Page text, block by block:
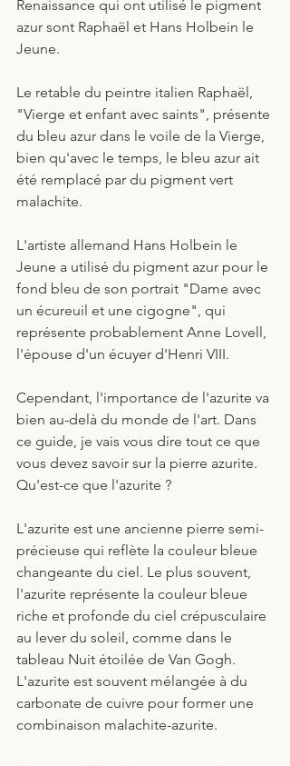
Renaissance qui ont utilisé le pigment
azur sont Raphaël et Hans Holbein le
Jeune.
Le retable du peintre italien Raphaël,
"Vierge et enfant avec saints", présente
du bleu azur dans le voile de la Vierge,
bien qu'avec le temps, le bleu azur ait
été remplacé par du pigment vert
malachite.
L'artiste allemand Hans Holbein le
Jeune a utilisé du pigment azur pour le
fond bleu de son portrait "Dame avec
un écureuil et une cigogne", qui
représente probablement Anne Lovell,
l'épouse d'un écuyer d'Henri VIII.
Cependant, l'importance de l'azurite va
bien au-delà du monde de l'art. Dans
ce guide, je vais vous dire tout ce que
vous devez savoir sur la pierre azurite.
Qu'est-ce que l'azurite ?
L'azurite est une ancienne pierre semi-
précieuse qui reflète la couleur bleue
changeante du ciel. Le plus souvent,
l'azurite représente la couleur bleue
riche et profonde du ciel crépusculaire
au lever du soleil, comme dans le
tableau Nuit étoilée de Van Gogh.
L'azurite est souvent mélangée à du
carbonate de cuivre pour former une
combinaison malachite-azurite.